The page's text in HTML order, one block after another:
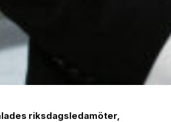
riksdagsledamöter,